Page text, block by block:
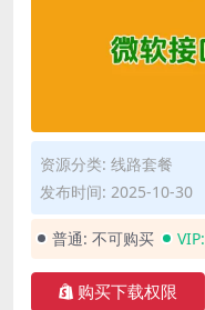
资源分类: 线路套餐
发布时间: 2025-10-30
普通: 不可购买 VIP:
购买下载权限